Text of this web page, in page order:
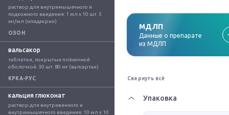
раствор для внутримышечного и
подкожного введения: 1 мл x 10 шт. 5
мг/мл (ипидакрин)
ОЗОН
вальсакор
таблетки, покрытые плёночной
оболочкой: 30 шт. 80 мг (валсартан)
КРКА-РУС
кальция глюконат
раствор для внутривенного и
внутримышечного введения: 10 мл x 10
МДЛП
Данные о препарате
из МДЛП
Свернуть всё
Упаковка